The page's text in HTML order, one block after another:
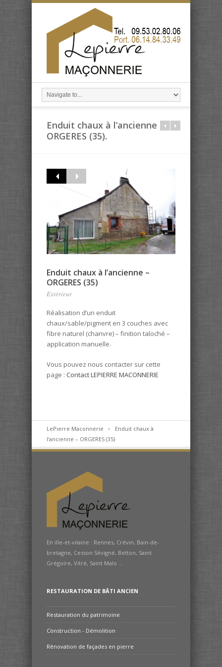
Enduit chaux à l’ancienne –
ORGERES (35).
Enduit chaux à l’ancienne –
ORGERES (35)
Extérieur
Réalisation d’un enduit
chaux/sable/pigment en 3 couches avec
fibre naturel (chanvre) – finition taloché –
application manuelle.
Vous pouvez nous contacter sur cette
page : Contact LEPIERRE MACONNERIE
LePierre Maconnerie
Enduit chaux à
l’ancienne – ORGERES (35)
En ille-et-vilaine : Rennes, Crévin, Bain-de-
bretagne, Cesson Sévigné, Betton, Saint
Grégoire, Vitré, Saint Malo ...
RESTAURATION DE BÂTI ANCIEN
Restauration du patrimoine
Construction - Démolition
Rénovation de façades en pierre